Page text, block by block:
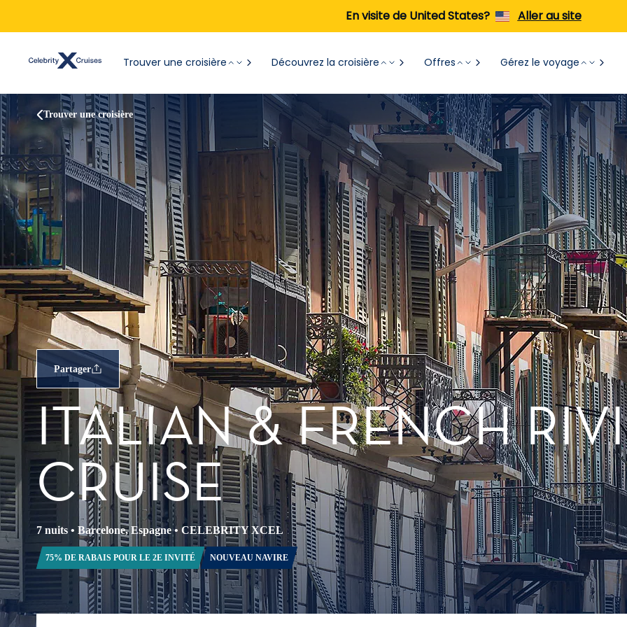
En visite de United States? Aller au site
Trouver une croisière Découvrez la croisière Offres Gérez le voyage
Trouver une croisière
Partager
ITALIAN & FRENCH
CRUISE
7 nuits • Barcelone, Espagne• CELEBRITY XCEL
75% DE RABAIS POUR LE 2E INVITÉ NOUVEAU NAVIRE